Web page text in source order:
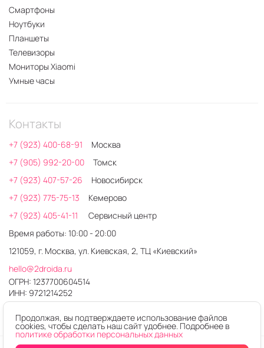
Смартфоны
Ноутбуки
Планшеты
Телевизоры
Мониторы Xiaomi
Умные часы
Контакты
+7 (923) 400-68-91
Москва
+7 (905) 992-20-00
Томск
+7 (923) 407-57-26
Новосибирск
+7 (923) 775-75-13
Кемерово
+7 (923) 405-41-11
Сервисный центр
Время работы: 10:00 - 20:00
121059, г. Москва, ул. Киевская, 2, ТЦ «Киевский»
hello@2droida.ru
ОГРН: 1237700604514
ИНН: 9721214252
Продолжая, вы подтверждаете использование файлов
cookies, чтобы сделать наш сайт удобнее. Подробнее в
политике обработки персональных данных